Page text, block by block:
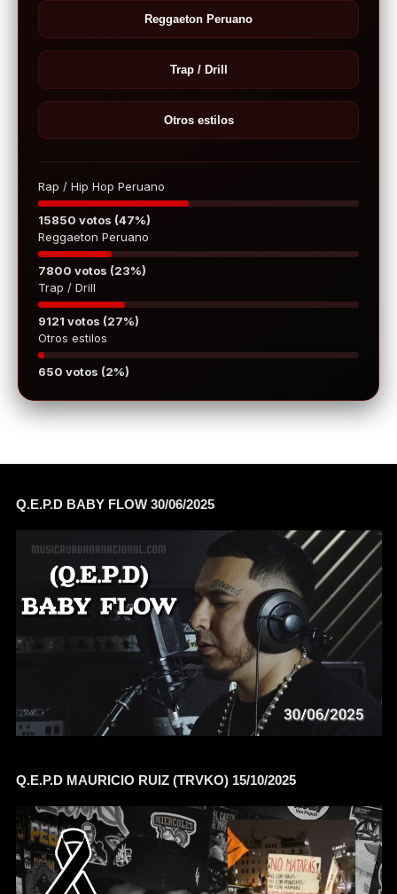
Reggaeton Peruano
Trap / Drill
Otros estilos
Rap / Hip Hop Peruano
15850 votos (47%)
Reggaeton Peruano
7800 votos (23%)
Trap / Drill
9121 votos (27%)
Otros estilos
650 votos (2%)
Q.E.P.D BABY FLOW 30/06/2025
Q.E.P.D MAURICIO RUIZ (TRVKO) 15/10/2025